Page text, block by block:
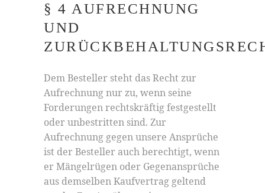
§ 4 AUFRECHNUNG
UND
Dem Besteller steht das Recht zur
Aufrechnung nur zu, wenn seine
Forderungen rechtskräftig festgestellt
oder unbestritten sind. Zur
Aufrechnung gegen unsere Ansprüche
ist der Besteller auch berechtigt, wenn
er Mängelrügen oder Gegenansprüche
aus demselben Kaufvertrag geltend